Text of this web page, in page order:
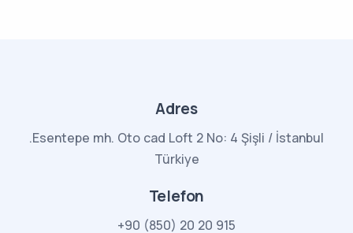
Adres
.Esentepe mh. Oto cad Loft 2 No: 4 Şişli / İstanbul
Türkiye
Telefon
+90 (850) 20 20 915